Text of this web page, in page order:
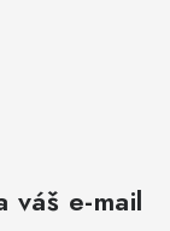
váš e-mail